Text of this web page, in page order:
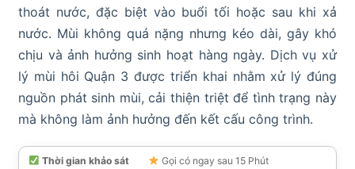
thoát nước, đặc biệt vào buổi tối hoặc sau khi xả
nước. Mùi không quá nặng nhưng kéo dài, gây khó
chịu và ảnh hưởng sinh hoạt hàng ngày. Dịch vụ xử
lý mùi hôi Quận 3 được triển khai nhằm xử lý đúng
nguồn phát sinh mùi, cải thiện triệt để tình trạng này
mà không làm ảnh hưởng đến kết cấu công trình.
Thời gian khảo sát Gọi có ngay sau 15 Phút